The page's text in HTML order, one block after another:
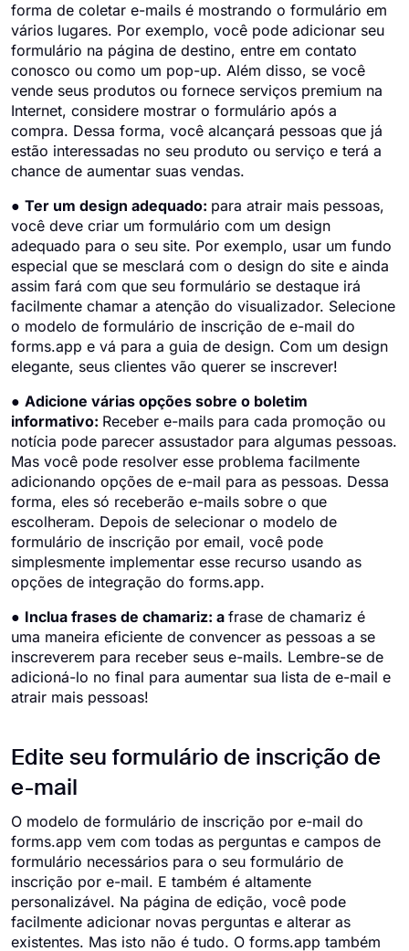
forma de coletar e-mails é mostrando o formulário em
vários lugares. Por exemplo, você pode adicionar seu
formulário na página de destino, entre em contato
conosco ou como um pop-up. Além disso, se você
vende seus produtos ou fornece serviços premium na
Internet, considere mostrar o formulário após a
compra. Dessa forma, você alcançará pessoas que já
estão interessadas no seu produto ou serviço e terá a
chance de aumentar suas vendas.
● Ter um design adequado: para atrair mais pessoas,
você deve criar um formulário com um design
adequado para o seu site. Por exemplo, usar um fundo
especial que se mesclará com o design do site e ainda
assim fará com que seu formulário se destaque irá
facilmente chamar a atenção do visualizador. Selecione
o modelo de formulário de inscrição de e-mail do
forms.app e vá para a guia de design. Com um design
elegante, seus clientes vão querer se inscrever!
● Adicione várias opções sobre o boletim
informativo: Receber e-mails para cada promoção ou
notícia pode parecer assustador para algumas pessoas.
Mas você pode resolver esse problema facilmente
adicionando opções de e-mail para as pessoas. Dessa
forma, eles só receberão e-mails sobre o que
escolheram. Depois de selecionar o modelo de
formulário de inscrição por email, você pode
simplesmente implementar esse recurso usando as
opções de integração do forms.app.
● Inclua frases de chamariz: a frase de chamariz é
uma maneira eficiente de convencer as pessoas a se
inscreverem para receber seus e-mails. Lembre-se de
adicioná-lo no final para aumentar sua lista de e-mail e
atrair mais pessoas!
Edite seu formulário de inscrição de
e-mail
O modelo de formulário de inscrição por e-mail do
forms.app vem com todas as perguntas e campos de
formulário necessários para o seu formulário de
inscrição por e-mail. E também é altamente
personalizável. Na página de edição, você pode
facilmente adicionar novas perguntas e alterar as
existentes. Mas isto não é tudo. O forms.app também